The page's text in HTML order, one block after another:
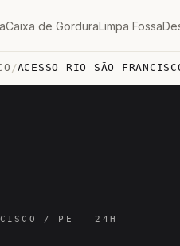
Caixa de GorduraLimpa Fossa
/ACESSO RIO SÃO
/ PE — 24H